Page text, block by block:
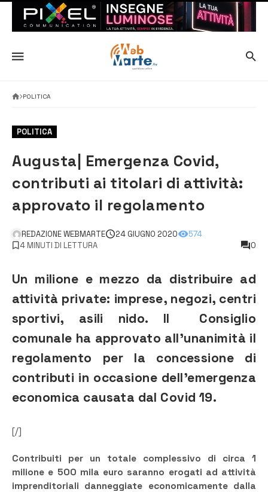
POLITICA
POLITICA
Augusta| Emergenza Covid,
contributi ai titolari di attività:
approvato il regolamento
REDAZIONE WEBMARTE 24 GIUGNO 2020
574
4 MINUTI DI LETTURA
0
Un milione e mezzo da distribuire ad
attività private: imprese, negozi, centri
sportivi, asili nido. Il Consiglio
comunale ha approvato all’unanimità il
regolamento per la concessione di
contributi in occasione dell’emergenza
economica causata dal Covid 19.
[/]
Contribuiti per un totale complessivo di circa 1
milione e 500 mila euro saranno erogati ad attività
imprenditoriali danneggiate economicamente dalla